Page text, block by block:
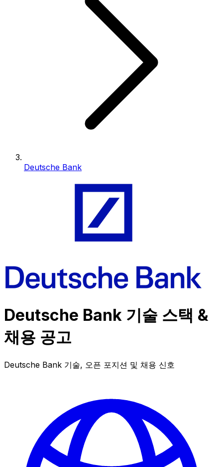
Deutsche Bank
Deutsche Bank 기술 스택 &
채용 공고
Deutsche Bank 기술, 오픈 포지션 및 채용 신호